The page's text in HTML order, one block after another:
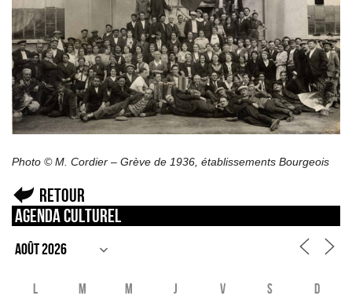
Photo © M. Cordier – Grève de 1936, établissements Bourgeois
Retour
Agenda culturel
L M M J V S D